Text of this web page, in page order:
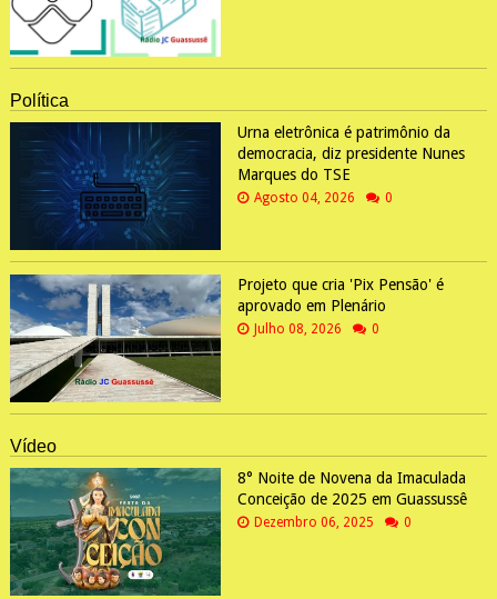
Política
Urna eletrônica é patrimônio da
democracia, diz presidente Nunes
Marques do TSE
Agosto 04, 2026 0
Projeto que cria 'Pix Pensão' é
aprovado em Plenário
Julho 08, 2026 0
Vídeo
8° Noite de Novena da Imaculada
Conceição de 2025 em Guassussê
Dezembro 06, 2025 0